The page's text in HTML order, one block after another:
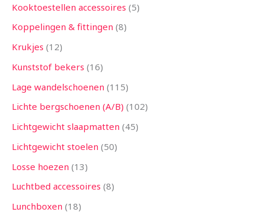
Kooktoestellen accessoires 5
Koppelingen & fittingen 8
Krukjes 12
Kunststof bekers 16
Lage wandelschoenen 115
Lichte bergschoenen (A/B) 102
Lichtgewicht slaapmatten 45
Lichtgewicht stoelen 50
Losse hoezen 13
Luchtbed accessoires 8
Lunchboxen 18